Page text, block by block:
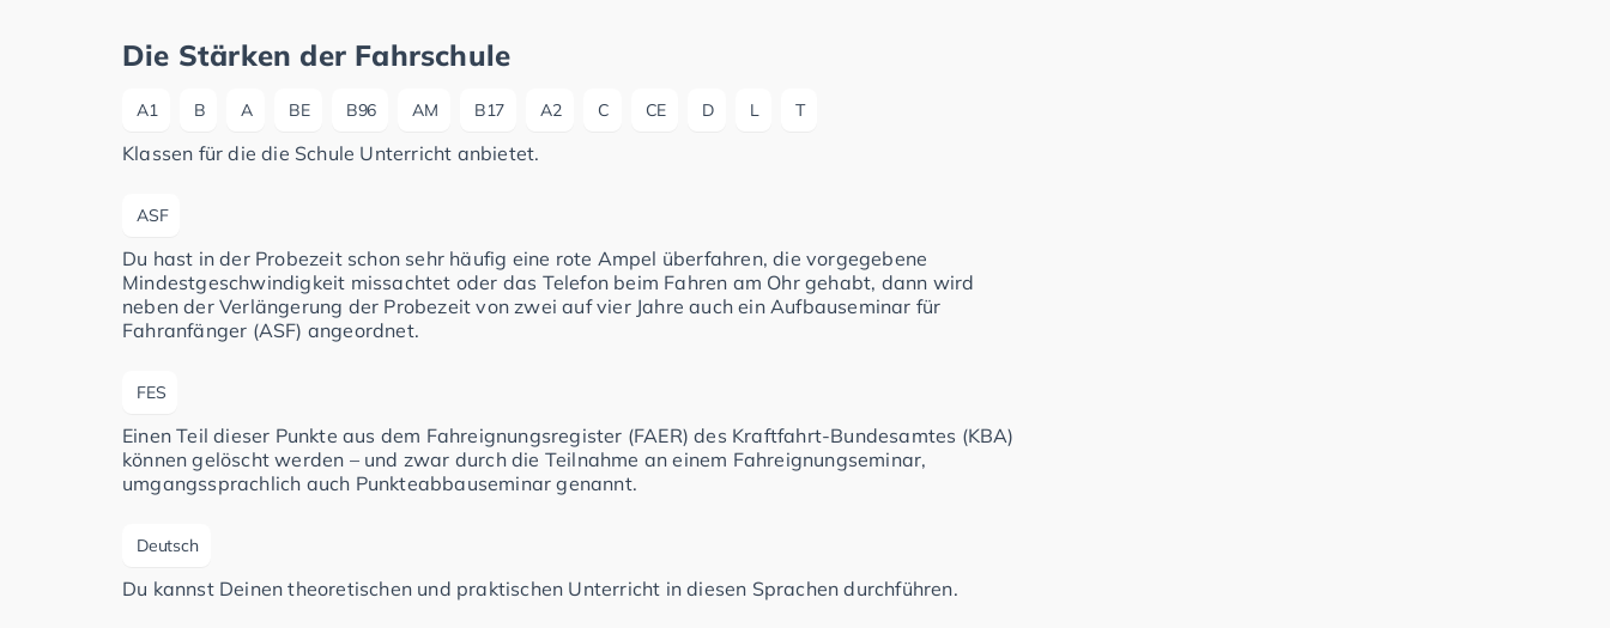
Die Stärken der Fahrschule
A1 B A BE B96 AM B17 A2 C CE D L T
Klassen für die die Schule Unterricht anbietet.
ASF
Du hast in der Probezeit schon sehr häufig eine rote Ampel überfahren, die vorgegebene
Mindestgeschwindigkeit missachtet oder das Telefon beim Fahren am Ohr gehabt, dann wird
neben der Verlängerung der Probezeit von zwei auf vier Jahre auch ein Aufbauseminar für
Fahranfänger (ASF) angeordnet.
FES
Einen Teil dieser Punkte aus dem Fahreignungsregister (FAER) des Kraftfahrt-Bundesamtes (KBA)
können gelöscht werden – und zwar durch die Teilnahme an einem Fahreignungseminar,
umgangssprachlich auch Punkteabbauseminar genannt.
Deutsch
Du kannst Deinen theoretischen und praktischen Unterricht in diesen Sprachen durchführen.